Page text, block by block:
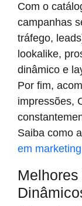
Com o
campanhas
tráfego,
lookalike,
dinâmico e
Por fim,
impressões,
Saiba como
em